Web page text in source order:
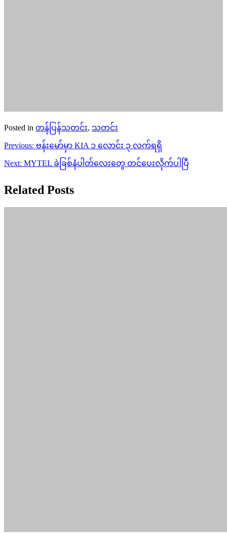
Posted in တန်ပြန်သတင်း, သတင်း
Post
navigation
Previous: ဗန်းမော်မှာ KIA ၁ လောင်း ၃ လက်ရရှိ
Next: MYTEL ခဲခြစ်နံပါတ်လေးတွေ တင်ပေးလိုက်ပါပြီ
Related Posts